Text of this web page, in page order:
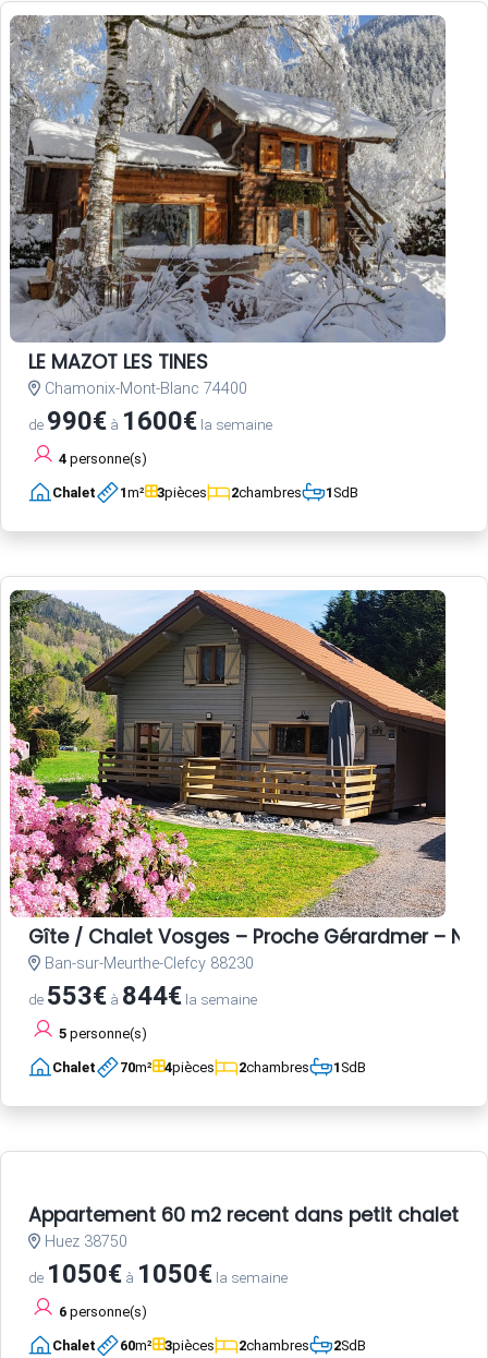
LE MAZOT LES TINES
Chamonix-Mont-Blanc 74400
de 990€ à 1600€ la semaine
4 personne(s)
Chalet 1m² 3pièces 2chambres 1SdB
Gîte / Chalet Vosges – Proche Gérardmer –
Ban-sur-Meurthe-Clefcy 88230
de 553€ à 844€ la semaine
5 personne(s)
Chalet 70m² 4pièces 2chambres 1SdB
Appartement 60 m2 recent dans petit chalet a
Huez 38750
de 1050€ à 1050€ la semaine
6 personne(s)
Chalet 60m² 3pièces 2chambres 2SdB